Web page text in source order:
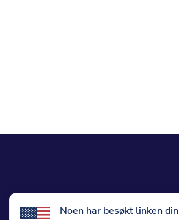
Noen har besøkt linken din